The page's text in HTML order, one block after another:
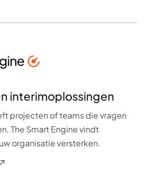
interimoplossingen
projecten of teams die vragen
The Smart Engine vindt
organisatie versterken.